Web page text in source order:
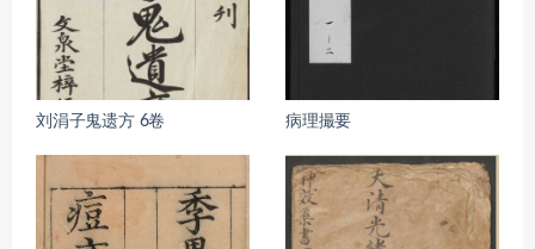
刘涓子鬼遗方 6卷 病理撮要